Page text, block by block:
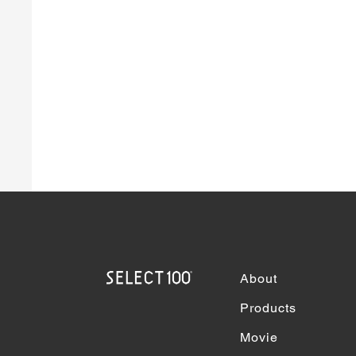
About
Products
Movie